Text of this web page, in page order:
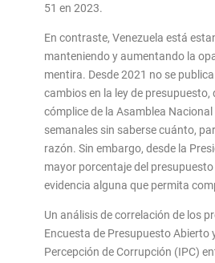
51 en 2023.
En contraste, Venezuela está
manteniendo y aumentando la
mentira. Desde 2021 no se
cambios en la ley de presupuesto,
cómplice de la Asamblea
semanales sin saberse cuánto,
razón. Sin embargo, desde la
mayor porcentaje del
evidencia alguna que permita
Un análisis de correlación de los
Encuesta de Presupuesto Abierto
Percepción de Corrupción (IPC)